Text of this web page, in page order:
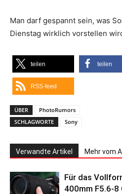
Man darf gespannt sein, was
Dienstag wirklich vorstellen
teilen teilen
RSS-feed
ÜBER
PhotoRumors
SCHLAGWORTE
Sony
Verwandte Artikel Mehr vom
Für das
400mm F5.6-8